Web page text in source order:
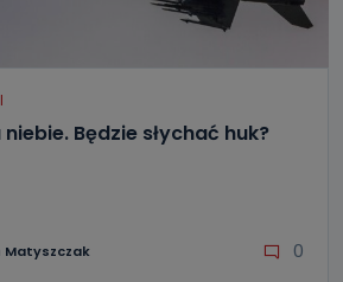
Będzie słychać huk?
Matyszczak 0